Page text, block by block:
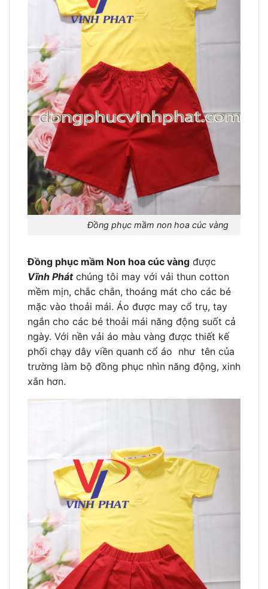
Đồng phục mầm non hoa cúc vàng
Đồng phục mầm Non hoa cúc vàng được
Vĩnh Phátchúng tôi may với vải thun cotton
mềm mịn, chắc chắn, thoáng mát cho các bé
mặc vào thoải mái. Áo được may cổ trụ, tay
ngắn cho các bé thoải mái năng động suốt cả
ngày. Với nền vải áo màu vàng được thiết kế
phối chạy dây viền quanh cổ áo như tên của
trường làm bộ đồng phục nhìn năng động, xinh
xắn hơn.